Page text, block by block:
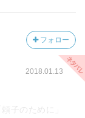
フォロー
2018.01.13
子のために」